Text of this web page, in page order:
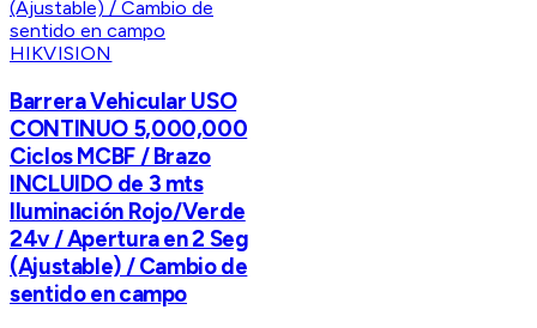
HIKVISION
Barrera Vehicular USO
CONTINUO 5,000,000
Ciclos MCBF / Brazo
INCLUIDO de 3 mts
Iluminación Rojo/Verde
24v / Apertura en 2 Seg
(Ajustable) / Cambio de
sentido en campo